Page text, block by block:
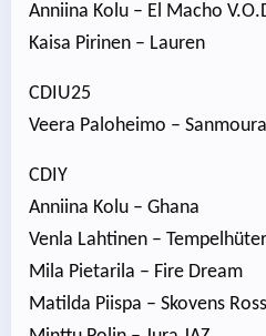
Anniina Kolu – El Macho
Kaisa Pirinen – Lauren
CDIU25
Veera Paloheimo –
CDIY
Anniina Kolu – Ghana
Venla Lahtinen – Tempelhüter
Mila Pietarila – Fire Dream
Matilda Piispa – Skovens